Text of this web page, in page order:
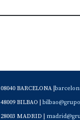
08040 BARCELONA |
48009 BILBAO |
28003 MADRID |